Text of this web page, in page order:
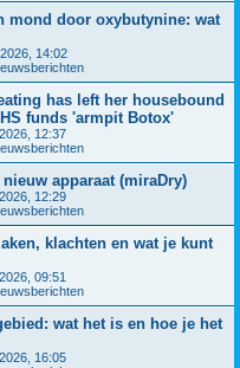
mond door oxybutynine: wat
14:02
has left her housebound
funds 'armpit Botox'
12:37
apparaat (miraDry)
12:29
klachten en wat je kunt
09:51
wat het is en hoe je het
16:05